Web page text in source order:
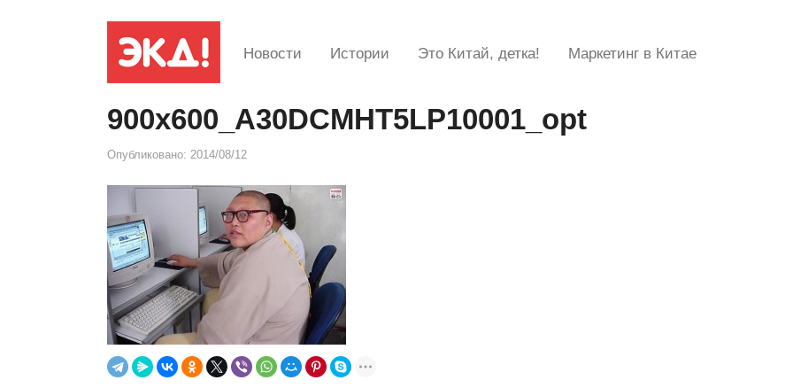
Новости Истории Это Китай, детка! Маркетинг в Китае
900x600_A30DCMHT5LP10001_opt
Опубликовано: 2014/08/12